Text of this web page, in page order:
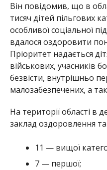
Він повідомив, що в
тисяч дітей пільгових
особливої соціальної
вдалося оздоровити
Пріоритет надається
військових, учасників
безвісти, внутрішньо
малозабезпечених, а
На території області в
заклад оздоровлення
11 — вищої
7 — першої;